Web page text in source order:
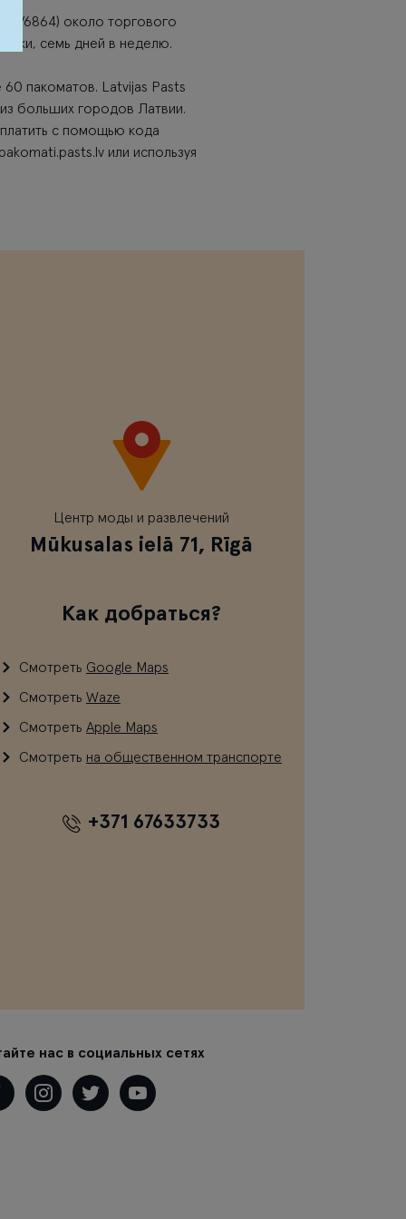
около торгового
семь дней в неделю.
пакоматов. Latvijas Pasts
больших городов Латвии.
с помощью кода
или используя
Центр моды и развлечений
Mūkusalas ielā 71, Rīgā
Как добраться?
Смотреть Google Maps
Смотреть Waze
Смотреть Apple Maps
Смотреть на общественном транспорте
+371 67633733
нас в социальных сетях